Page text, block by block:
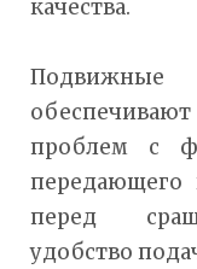
качества.
проблем с
передающего
перед
удобство